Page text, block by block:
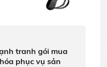
tranh gói mua
phục vụ sản